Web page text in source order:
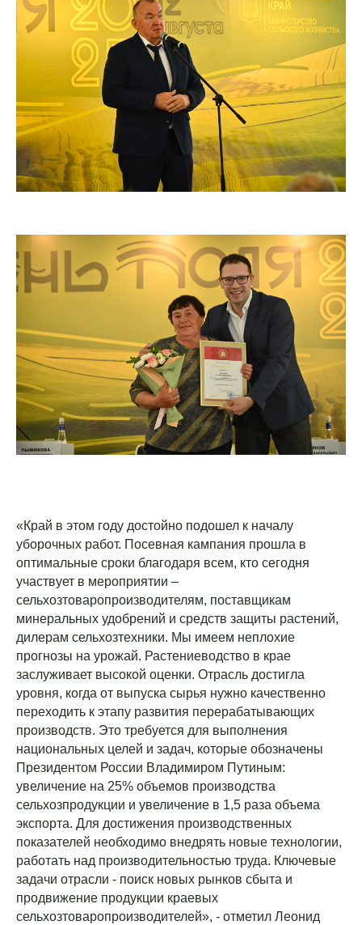
«Край в этом году достойно подошел к началу
уборочных работ. Посевная кампания прошла в
оптимальные сроки благодаря всем, кто сегодня
участвует в мероприятии –
сельхозтоваропроизводителям, поставщикам
минеральных удобрений и средств защиты растений,
дилерам сельхозтехники. Мы имеем неплохие
прогнозы на урожай. Растениеводство в крае
заслуживает высокой оценки. Отрасль достигла
уровня, когда от выпуска сырья нужно качественно
переходить к этапу развития перерабатывающих
производств. Это требуется для выполнения
национальных целей и задач, которые обозначены
Президентом России Владимиром Путиным:
увеличение на 25% объемов производства
сельхозпродукции и увеличение в 1,5 раза объема
экспорта. Для достижения производственных
показателей необходимо внедрять новые технологии,
работать над производительностью труда. Ключевые
задачи отрасли - поиск новых рынков сбыта и
продвижение продукции краевых
сельхозтоваропроизводителей», - отметил Леонид